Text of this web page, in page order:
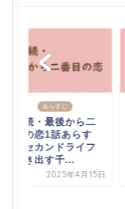
あらすじ
続・続・最後から二
番目の恋1話あらす
じ・セカンドライフ
を歩き出す千...
2025年4月15日